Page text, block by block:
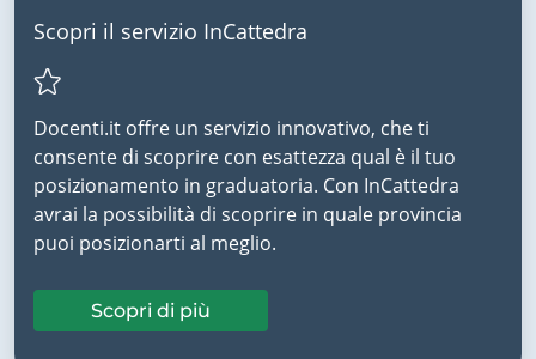
Scopri il servizio InCattedra
Docenti.it offre un servizio innovativo, che ti
consente di scoprire con esattezza qual è il tuo
posizionamento in graduatoria. Con InCattedra
avrai la possibilità di scoprire in quale provincia
puoi posizionarti al meglio.
Scopri di più